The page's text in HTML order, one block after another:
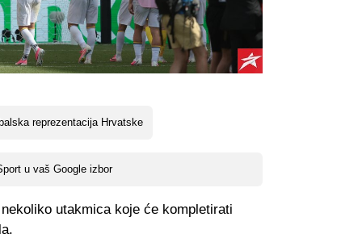
reprezentacija Hrvatske
u vaš Google izbor
utakmica koje će kompletirati